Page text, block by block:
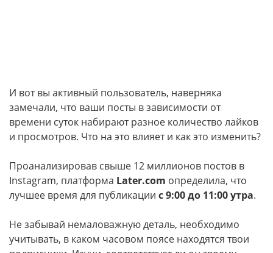
И вот вы активный пользователь, наверняка
замечали, что ваши посты в зависимости от
времени суток набирают разное количество лайков
и просмотров. Что на это влияет и как это изменить?
Проанализировав свыше 12 миллионов постов в
Instagram, платформа Later.com определила, что
лучшее время для публикации с 9:00 до 11:00 утра.
Не забывай немаловажную деталь, необходимо
учитывать, в каком часовом поясе находятся твои